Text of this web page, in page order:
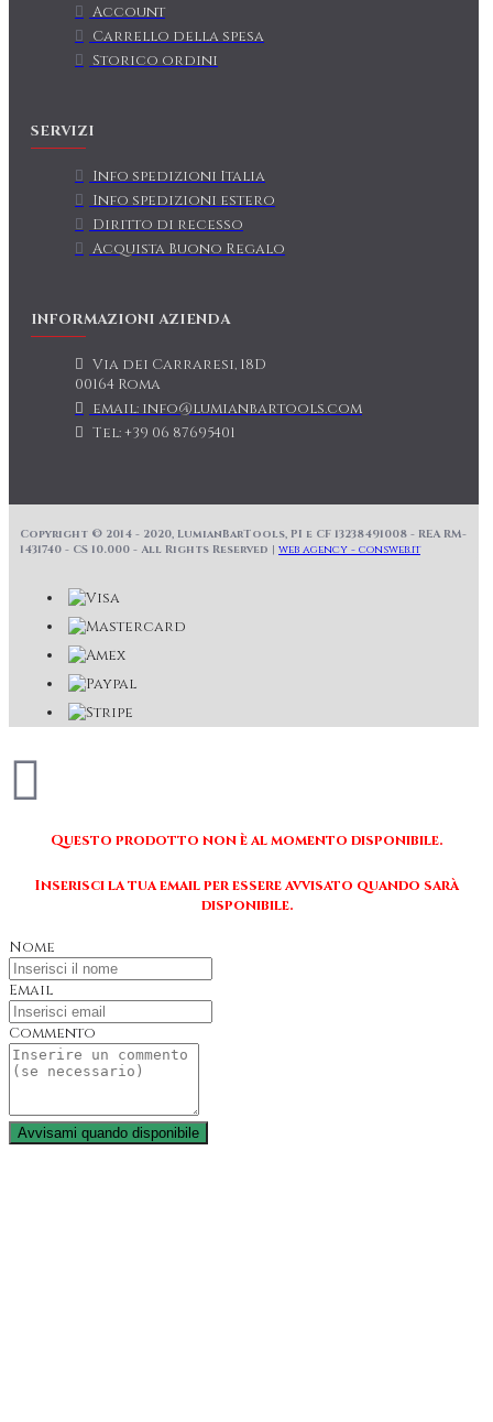
Account
Carrello della spesa
Storico ordini
SERVIZI
Info spedizioni Italia
Info spedizioni estero
Diritto di recesso
Acquista Buono Regalo
INFORMAZIONI AZIENDA
Via dei Carraresi, 18D
00164 Roma
email: info@lumianbartools.com
Tel: +39 06 87695401
Copyright © 2014 - 2020, LumianBarTools, PI e CF 13238491008 - REA RM-
1431740 - CS 10.000 - All Rights Reserved | web agency - consweb.it
Questo prodotto non è al momento disponibile.
Inserisci la tua email per essere avvisato quando sarà
disponibile.
Nome
Email
Commento
Avvisami quando disponibile